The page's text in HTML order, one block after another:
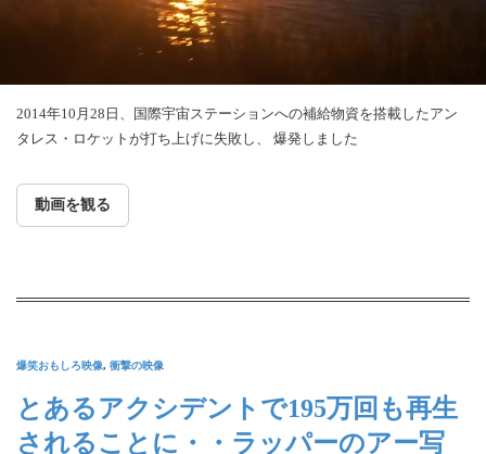
2014年10月28日、国際宇宙ステーションへの補給物資を搭載したアン
タレス・ロケットが打ち上げに失敗し、 爆発しました
動画を観る
爆笑おもしろ映像, 衝撃の映像
とあるアクシデントで195万回も再生
されることに・・ラッパーのアー写